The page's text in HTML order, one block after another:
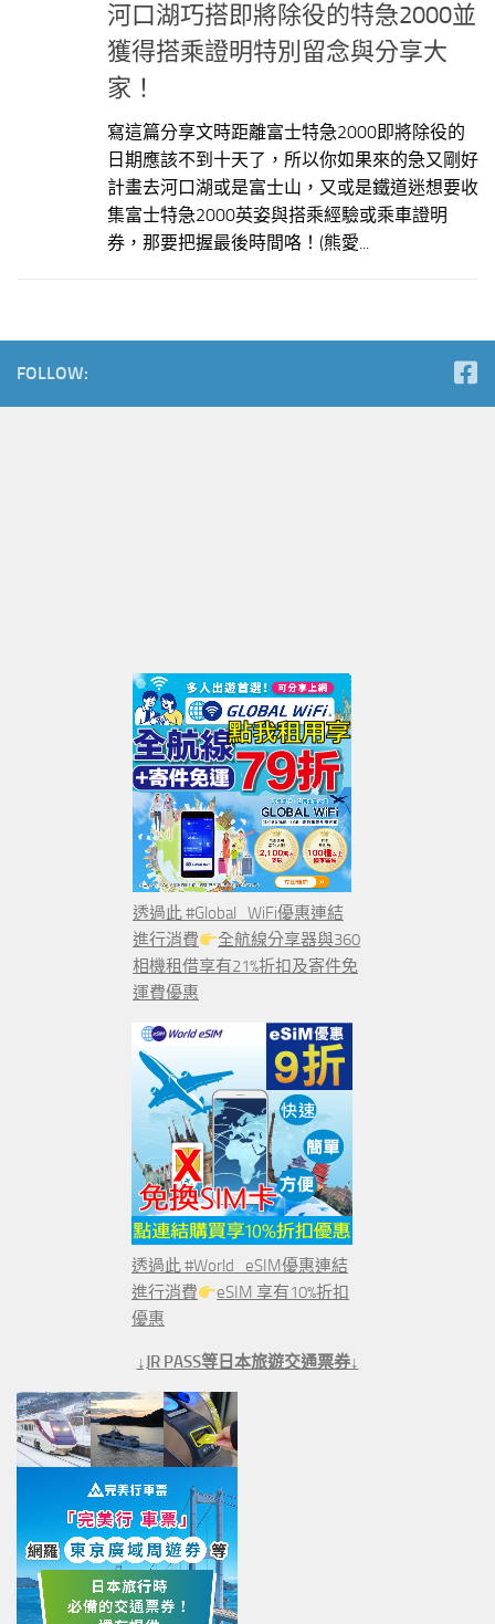
河口湖巧搭即將除役的特急2000並
獲得搭乘證明特別留念與分享大
家！
寫這篇分享文時距離富士特急2000即將除役的
日期應該不到十天了，所以你如果來的急又剛好
計畫去河口湖或是富士山，又或是鐵道迷想要收
集富士特急2000英姿與搭乘經驗或乘車證明
券，那要把握最後時間咯！(熊愛...
FOLLOW:
透過此 #Global_WiFi優惠連結
進行消費
全航線分享器與360
相機租借享有21%折扣及寄件免
運費優惠
透過此 #World_eSIM優惠連結
進行消費
eSIM 享有10%折扣
優惠
↓JR PASS等日本旅遊交通票券↓